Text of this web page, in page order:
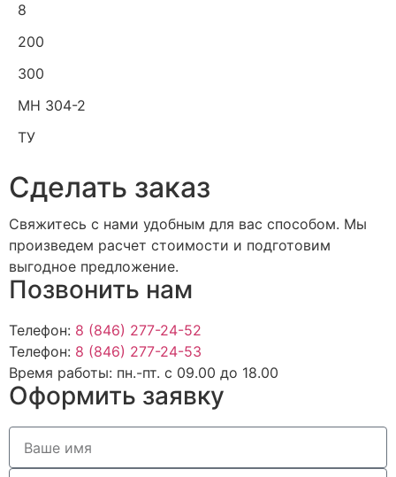
8
200
300
МН 304-2
ТУ
Cделать заказ
Свяжитесь с нами удобным для вас способом. Мы
произведем расчет стоимости и подготовим
выгодное предложение.
Позвонить нам
Телефон: 8 (846) 277-24-52
Телефон: 8 (846) 277-24-53
Время работы: пн.-пт. с 09.00 до 18.00
Оформить заявку